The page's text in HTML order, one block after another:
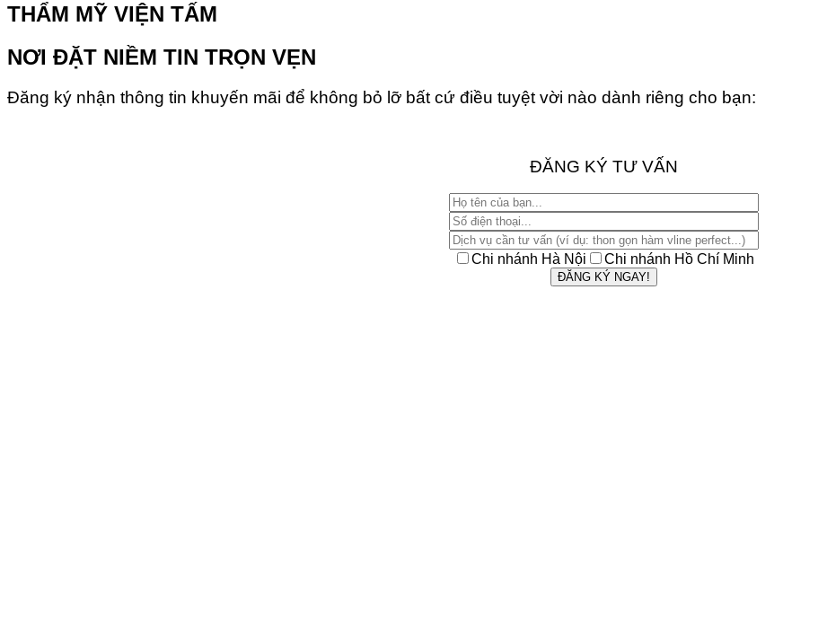
THẨM MỸ VIỆN TẤM
NƠI ĐẶT NIỀM TIN TRỌN VẸN
Đăng ký nhận thông tin khuyến mãi để không bỏ lỡ bất cứ điều tuyệt vời nào dành riêng cho bạn:
ĐĂNG KÝ TƯ VẤN
Chi nhánh Hà Nội Chi nhánh Hồ Chí Minh